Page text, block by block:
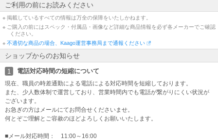
延長保証について①
当店の商品に対する延長保証対象外のメーカーに関しまして下記と
なっておりますので何卒宜しくお願い致します。 対象外メーカー：
ANKER、Apple、Jackery、iRobot
延長保証について②
その他の延長保証対象商品につきましては、「購入手続きに進む」
をクリックして頂いたのちオプションCをご確認いただければ幸い
です。
ご利用の前にお読みください
※ 掲載しているすべての情報は万全の保障をいたしかねます。
※ ご購入の前にはスペック・付属品・画像など詳細な商品情報を必ず各メーカーでご確認
ください。
※ 不適切な商品の場合、Kaago運営事務局まで通報ください
ショップからのお知らせ
1 電話対応時間の短縮について
現在、職員の時差通勤による電話による対応時間を短縮しております。
また、少人数体制で運営しており、営業時間内でも電話が繋がりにくい状況が
ございます。
お急ぎの方はメールにてお問合せくださいませ。
何とぞご理解とご容赦のほどよろしくお願いいたします。
■メール対応時間： 11:00～16:00